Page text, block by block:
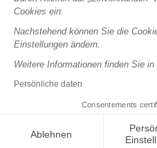
Cookies ein.
Nachstehend können Sie die
Einstellungen ändern.
Weitere Informationen finden Sie
Persönliche daten
Consentements
AblehnenFilter
Sie können sich jederzeit
© 2026 Lilliputiens -
Impressum